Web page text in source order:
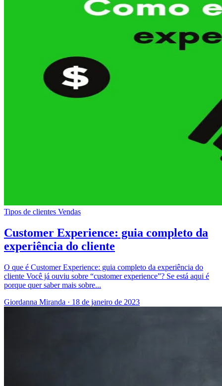
Tipos de clientes Vendas
Customer Experience: guia completo da
experiência do cliente
O que é Customer Experience: guia completo da experiência do
cliente Você já ouviu sobre “customer experience”? Se está aqui é
porque quer saber mais sobre...
Giordanna Miranda · 18 de janeiro de 2023